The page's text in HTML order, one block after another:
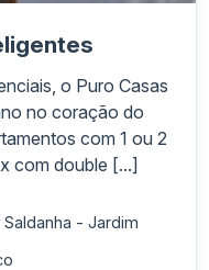
o Puro Casas
no coração do
com 1 ou 2
com double [...]
- Jardim